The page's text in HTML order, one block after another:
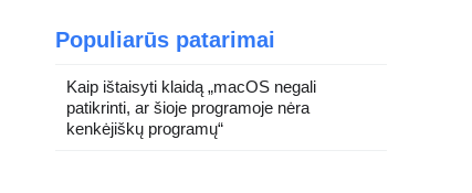
Populiarūs patarimai
Kaip ištaisyti klaidą „macOS negali
patikrinti, ar šioje programoje nėra
kenkėjiškų programų“